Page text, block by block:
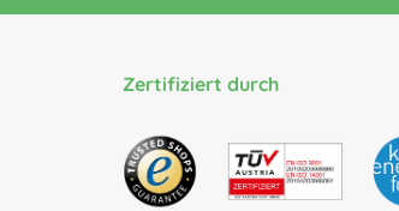
Zertifiziert durch